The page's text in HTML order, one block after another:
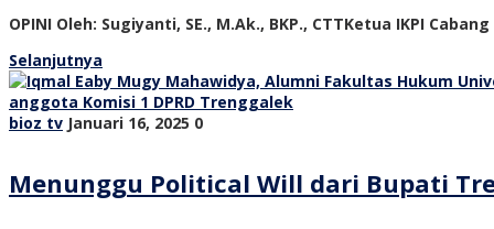
OPINI Oleh: Sugiyanti, SE., M.Ak., BKP., CTTKetua IKPI
Selanjutnya
bioz tv Januari 16, 2025 0
Menunggu Political Will dari Bupati